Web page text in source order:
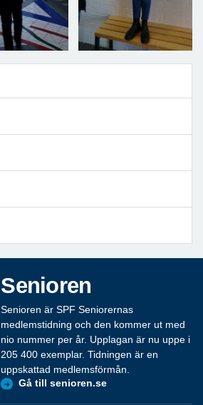
Senioren
Senioren är SPF Seniorernas
medlemstidning och den kommer ut med
nio nummer per år. Upplagan är nu uppe i
205 400 exemplar. Tidningen är en
uppskattad medlemsförmån.
Gå till senioren.se